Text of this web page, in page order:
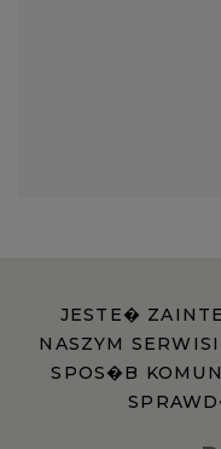
JESTE�
NASZYM
SPOS�B